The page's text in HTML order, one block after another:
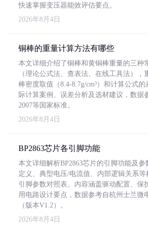
快速掌握变压器能效评估要点。
2026年8月4日
铜棒的重量计算方法有哪些
本文详细介绍了铜棒和黄铜棒重量的三种
（理论公式法、查表法、在线工具法），
棒密度取值（8.4-8.7g/cm³）和计算公式
际计算案例、误差分析及选材建议，数据
2007等国家标准。
2026年8月4日
BP2863芯片各引脚功能
本文详细解析BP2863芯片的引脚功能及
定义、典型电压/电流值、内部逻辑关系
引脚参数对照表。内容涵盖驱动配置、保
用电路设计要点，数据参考自杭州士兰微
（版本V1.2）。
2026年8月4日